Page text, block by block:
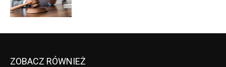
ZOBACZ RÓWNIEŻ